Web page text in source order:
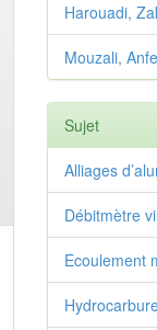
Harouadi,
Mouzali,
Sujet
Alliages
Débitmètre
Ecoulement